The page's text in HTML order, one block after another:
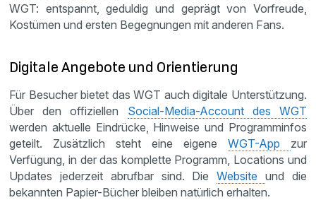
WGT: entspannt, geduldig und geprägt von Vorfreude,
Kostümen und ersten Begegnungen mit anderen Fans.
Digitale Angebote und Orientierung
Für Besucher bietet das WGT auch digitale Unterstützung.
Über den offiziellen Social-Media-Account des WGT
werden aktuelle Eindrücke, Hinweise und Programminfos
geteilt. Zusätzlich steht eine eigene WGT-App zur
Verfügung, in der das komplette Programm, Locations und
Updates jederzeit abrufbar sind. DieWebsite und die
bekannten Papier-Bücher bleiben natürlich erhalten.